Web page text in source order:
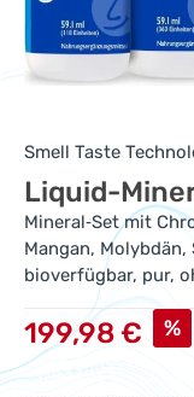
Smell Taste
Liquid-
Mineral‑Set mit
Mangan,
bioverfügbar, pur,
Verkaufspreis:
199,98 € %